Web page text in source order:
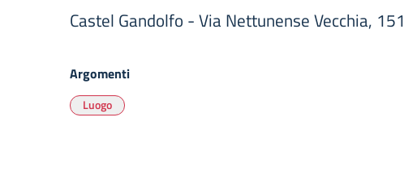
Castel Gandolfo - Via Nettunense Vecchia, 151
Argomenti
Luogo